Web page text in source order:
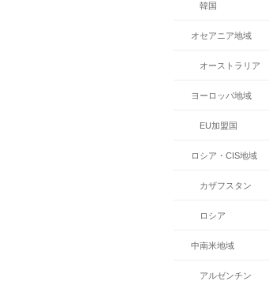
韓国
オセアニア地域
オーストラリア
ヨーロッパ地域
EU加盟国
ロシア・CIS地域
カザフスタン
ロシア
中南米地域
アルゼンチン